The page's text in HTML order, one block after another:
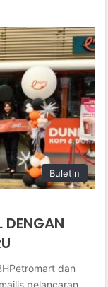
Buletin
DENGAN
dan